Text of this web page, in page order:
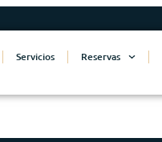
Servicios Reservas